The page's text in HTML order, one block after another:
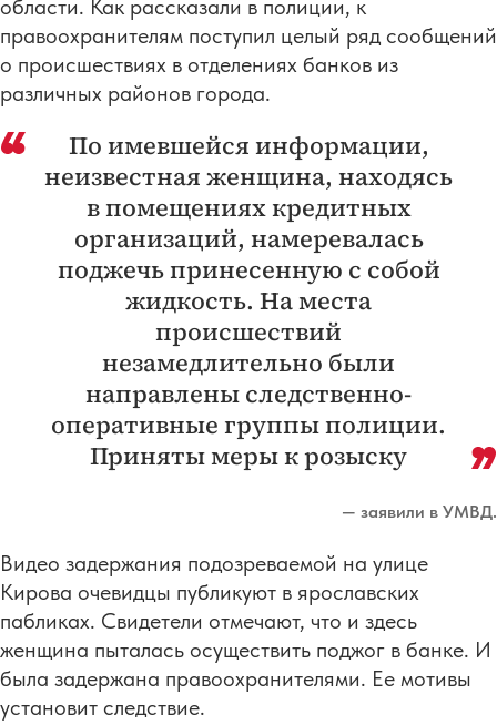
области. Как рассказали в полиции, к
правоохранителям поступил целый ряд сообщений
о происшествиях в отделениях банков из
различных районов города.
По имевшейся информации,
неизвестная женщина, находясь
в помещениях кредитных
организаций, намеревалась
поджечь принесенную с собой
жидкость. На места
происшествий
незамедлительно были
направлены следственно-
оперативные группы полиции.
Приняты меры к розыску
— заявили в УМВД.
Видео задержания подозреваемой на улице
Кирова очевидцы публикуют в ярославских
пабликах. Свидетели отмечают, что и здесь
женщина пыталась осуществить поджог в банке. И
была задержана правоохранителями. Ее мотивы
установит следствие.